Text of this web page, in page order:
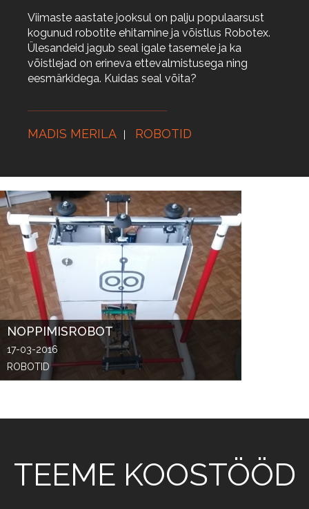
Viimaste aastate jooksul on palju populaarsust
kogunud robotite ehitamine ja võistlus Robotex.
Ülesandeid jagub seal igale tasemele ja ka
võistlejad on erineva ettevalmistusega ning
eesmärkidega. Kuidas seal võita?
MADIS MERILA ROBOTID
NOPPIMISROBOT
17-03-2016
ROBOTID
TEEME KOOSTÖÖD